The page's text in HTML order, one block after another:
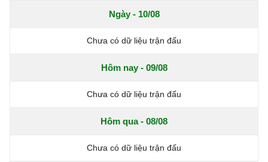
Ngày - 10/08
Chưa có dữ liệu trận đấu
Hôm nay - 09/08
Chưa có dữ liệu trận đấu
Hôm qua - 08/08
Chưa có dữ liệu trận đấu